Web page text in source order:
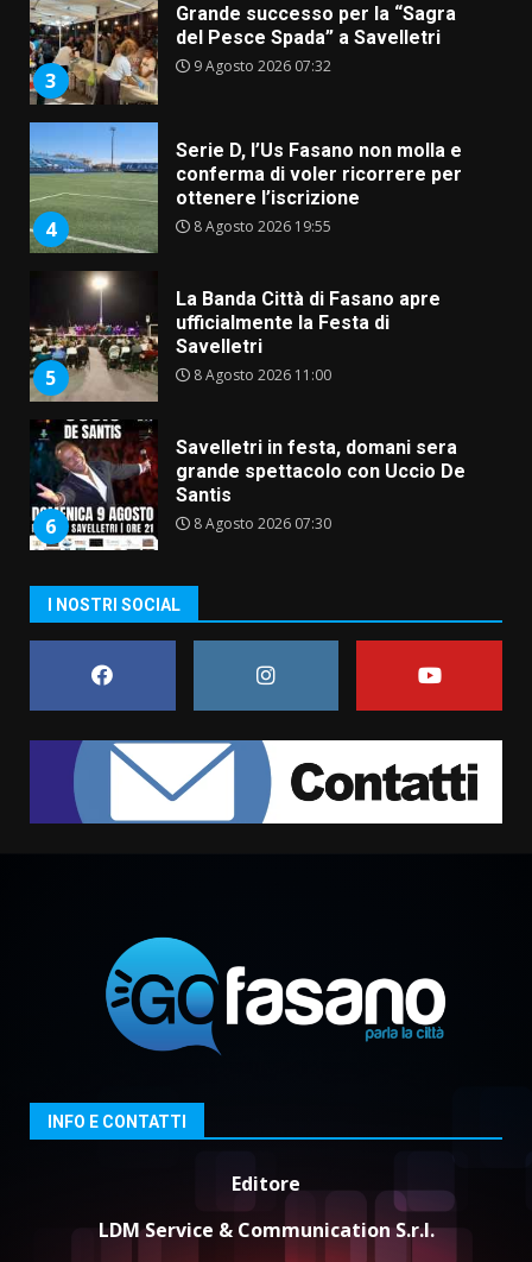
4
Serie D, l’Us Fasano non molla e
conferma di voler ricorrere per
ottenere l’iscrizione
5
La Banda Città di Fasano apre
ufficialmente la Festa di
Savelletri
8 Agosto 2026 11:00
6
Savelletri in festa, domani sera
grande spettacolo con Uccio De
Santis
8 Agosto 2026 07:30
7
Politiche Giovanili e Mobilità
Sostenibile: premiati gli studenti
universitari del bando “La strada
giusta”
porto per Uccio De Santis: la
voce di Antonella Losavio
incanta la piazza
TARI, Scianaro: “Uniti per una
proposta concreta di
abbattimento per i cittadini
fasanesi”
del Pesce Spada” a Savelletri
9 Agosto 2026 07:32
4
Serie D, l’Us Fasano non molla e
ottenere l’iscrizione
La Banda Città di Fasano apre
ufficialmente la Festa di
I NOSTRI SOCIAL
INFO E CONTATTI
Editore
LDM Service & Communication S.r.l.